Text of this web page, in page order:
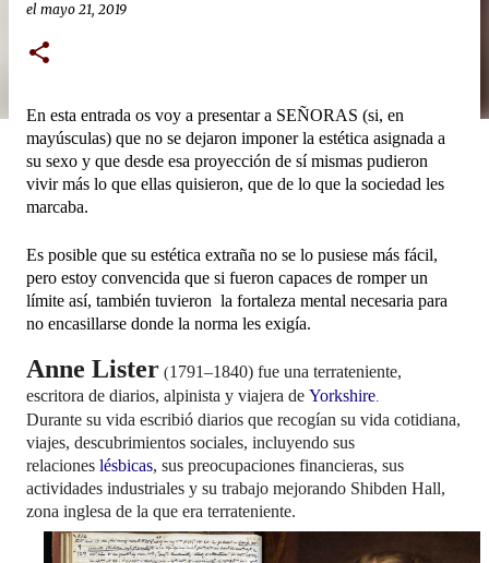
el mayo 21, 2019
En esta entrada os voy a presentar a SEÑORAS (si, en
mayúsculas) que no se dejaron imponer la estética asignada a
su sexo y que desde esa proyección de sí mismas pudieron
vivir más lo que ellas quisieron, que de lo que la sociedad les
marcaba.
Es posible que su estética extraña no se lo pusiese más fácil,
pero estoy convencida que si fueron capaces de romper un
límite así, también tuvieron la fortaleza mental necesaria para
no encasillarse donde la norma les exigía.
Anne Lister (1791–1840) fue una terrateniente,
escritora de diarios, alpinista y viajera de Yorkshire.
Durante su vida escribió diarios que recogían su vida cotidiana,
viajes, descubrimientos sociales, incluyendo sus
relaciones lésbicas, sus preocupaciones financieras, sus
actividades industriales y su trabajo mejorando Shibden Hall,
zona inglesa de la que era terrateniente.